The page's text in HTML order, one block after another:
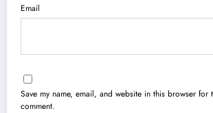
Email
Save my name, email, and website in this browser for
comment.